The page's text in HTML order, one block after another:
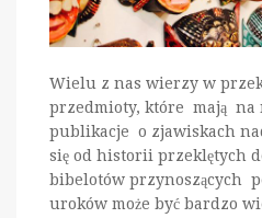
Wielu z nas wierzy w
przedmioty, które mają na
publikacje o zjawiskach
się od historii przeklętych
bibelotów przynoszących
uroków może być bardzo